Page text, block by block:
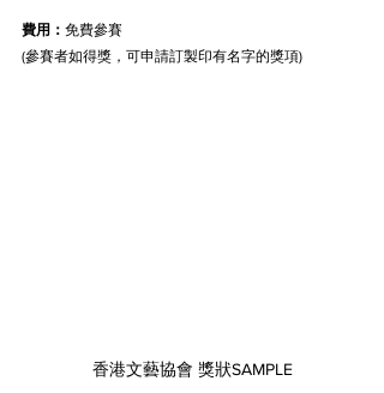
費用： 免費參賽
(參賽者如得獎，可申請訂製印有名字的獎項)
香港文藝協會 獎狀SAMPLE